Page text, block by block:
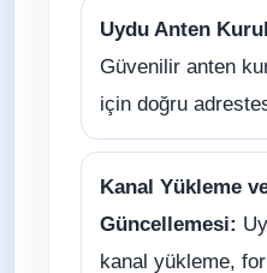
Uydu Anten
Güvenilir anten
için doğru
Kanal Yükleme
Güncellemesi:
kanal yükleme,